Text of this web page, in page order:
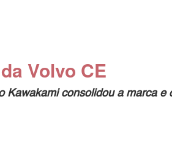
Volvo CE
Kawakami consolidou a marca e